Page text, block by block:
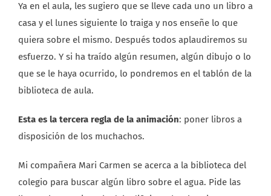
Ya en el aula, les sugiero que se lleve cada uno un libro a
casa y el lunes siguiente lo traiga y nos enseñe lo que
quiera sobre el mismo. Después todos aplaudiremos su
esfuerzo. Y si ha traído algún resumen, algún dibujo o lo
que se le haya ocurrido, lo pondremos en el tablón de la
biblioteca de aula.
Esta es la tercera regla de la animación: poner libros a
disposición de los muchachos.
Mi compañera Mari Carmen se acerca a la biblioteca del
colegio para buscar algún libro sobre el agua. Pide las